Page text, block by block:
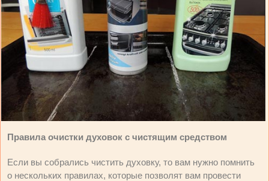
Правила очистки духовок с чистящим средством
Если вы собрались чистить духовку, то вам нужно помнить
о нескольких правилах, которые позволят вам провести